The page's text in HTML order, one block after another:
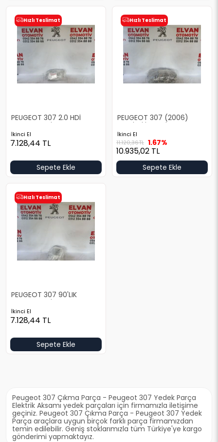
Hızlı Teslimat
PEUGEOT 307 2.0 HDİ
MOTOR TESİSATI
İkinci El
7.128,44 TL
Sepete Ekle
Hızlı Teslimat
PEUGEOT 307 (2006)
BENZİNLİ İÇ TESİSAT
İkinci El
11.120,36TL 1.67%
10.935,02 TL
Sepete Ekle
Hızlı Teslimat
PEUGEOT 307 90'LIK
MOTOR TESİSATI
İkinci El
7.128,44 TL
Sepete Ekle
Peugeot 307 Çıkma Parça - Peugeot 307 Yedek Parça
Elektrik Aksamı yedek parçaları için firmamızla iletişime
geçiniz. Peugeot 307 Çıkma Parça - Peugeot 307 Yedek
Parça araçlara uygun birçok farklı parça firmamızdan
temin edilebilir. Geniş stoklarımızla tüm Türkiye'ye kargo
gönderimi yapmaktayız.